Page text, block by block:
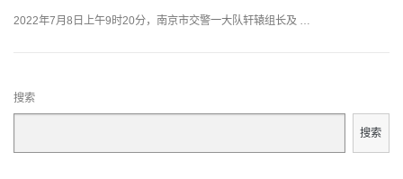
2022年7月8日上午9时20分，南京市交警一大队轩辕组长及 …
搜索
搜索